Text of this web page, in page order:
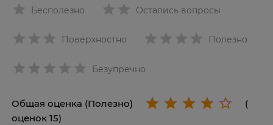
Бесполезно Остались вопросы
Поверхностно Полезно
star Безупречно
Общая оценка (Полезно)
(
оценок 15)